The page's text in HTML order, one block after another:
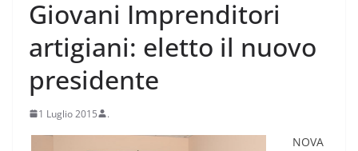
Giovani Imprenditori
artigiani: eletto il nuovo
presidente
1 Luglio 2015 .
NOVA